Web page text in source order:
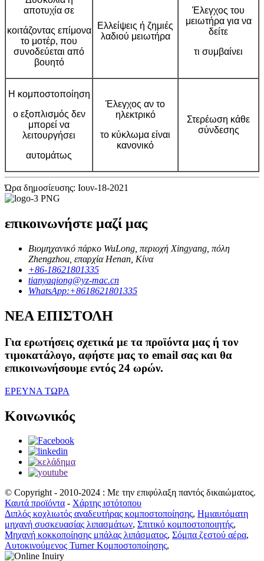
αποτυχία σε
κοιτάζοντας επίμονα
το μοτέρ, που
συνοδεύεται από
βουητό
Ελλείψεις ή ζημιές
λαδιού μειωτήρα
Έλεγχος του
μειωτήρα για να
δείτε
τι συμβαίνει
Η κομποστοποίηση
ο εξοπλισμός δεν
μπορεί να
λειτουργήσει
αυτομάτως
Έλεγχος αν το
ηλεκτρικό
το κύκλωμα είναι
κανονικό
Στερέωση κάθε
σύνδεσης
Ώρα δημοσίευσης: Ιουν-18-2021
επικοινωνήστε μαζί μας
Βιομηχανικό πάρκο WuLong, περιοχή Xingyang, πόλη
Zhengzhou, επαρχία Henan, Κίνα
+86-18621801335
tianyaqiong@yz-mac.cn
WhatsApp:+8618621801335
ΝΕΑ ΕΠΙΣΤΟΛΗ
Για ερωτήσεις σχετικά με τα προϊόντα μας ή τον
τιμοκατάλογο, αφήστε μας το email σας και θα
επικοινωνήσουμε εντός 24 ωρών.
ΕΡΕΥΝΑ ΤΩΡΑ
Κοινωνικός
© Copyright - 2010-2024 : Με την επιφύλαξη παντός δικαιώματος.
Καυτά προϊόντα - Χάρτης ιστότοπου
Διπλός κοχλιωτός αναδευτήρας κομποστοποίησης, Ημιαυτόματη
μηχανή συσκευασίας λιπασμάτων, Σπιτικό κομποστοποιητής,
Μηχανή κοκκοποίησης μπάλας λιπάσματος, Σόμπα ζεστού αέρα,
Αυτοκινούμενος Turner Κομποστοποίησης,